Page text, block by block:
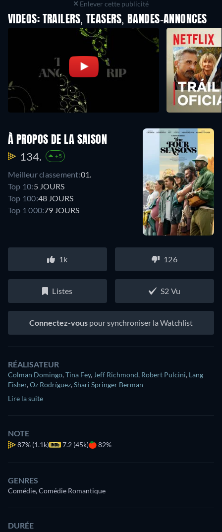
Enlever cette publicité
VIDEOS: TRAILERS, TEASERS, BANDES-ANNONCES
À PROPOS DE LA SAISON
134. +5
Meilleur classement:01.
Top 10:5 JOURS
Top 100:48 JOURS
Top 1 000:79 JOURS
1k 126
Listes S2 Vu
Connectez-vous pour synchroniser la Watchlist
RÉALISATEUR
Colman Domingo,Tina Fey, Jeff Richmond, Robert Pulcini, Lang
Fisher,Oz Rodríguez,Shari Springer Berman
Lire la suite
NOTE
87% (1.1k) 7.2 (45k) 82%
GENRES
Comédie, Comédie Romantique
DURÉE